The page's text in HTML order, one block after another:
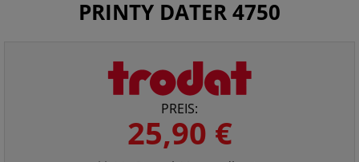
PRINTY DATER 4750
PREIS:
25,90 €